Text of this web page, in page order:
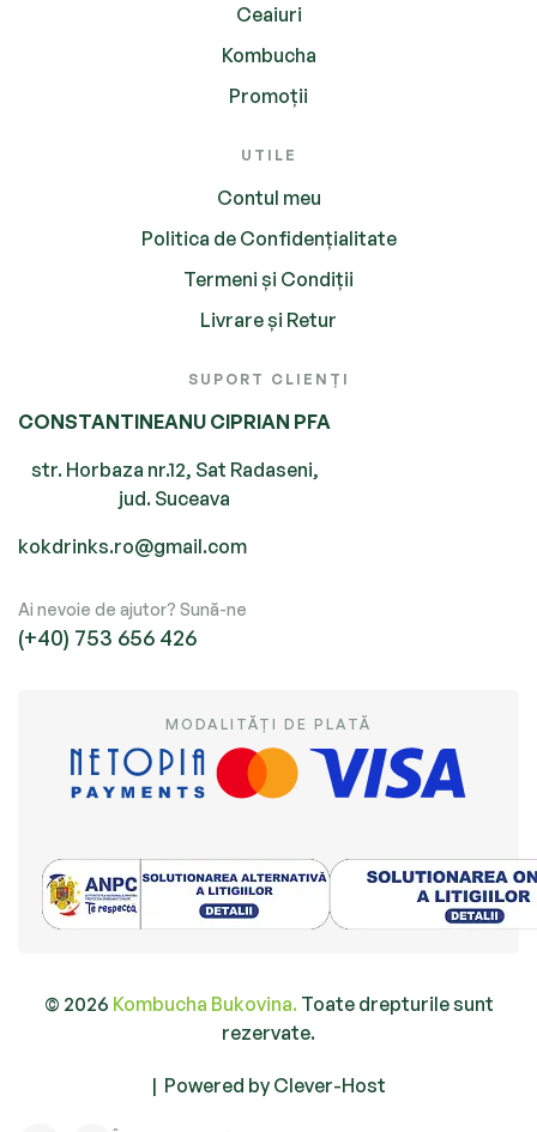
Ceaiuri
Kombucha
Promoții
UTILE
Contul meu
Politica de Confidențialitate
Termeni și Condiții
Livrare și Retur
SUPORT CLIENȚI
CONSTANTINEANU CIPRIAN PFA
str. Horbaza nr.12, Sat Radaseni,
jud. Suceava
kokdrinks.ro@gmail.com
Ai nevoie de ajutor? Sună-ne
(+40) 753 656 426
MODALITĂȚI DE PLATĂ
© 2026 Kombucha Bukovina. Toate drepturile sunt
rezervate.
| Powered by Clever-Host